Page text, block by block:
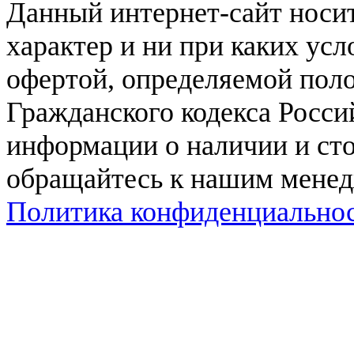
Данный интернет-сайт
характер и ни при каких
офертой, определяемой
Гражданского кодекса
информации о наличии и
обращайтесь к нашим
Политика